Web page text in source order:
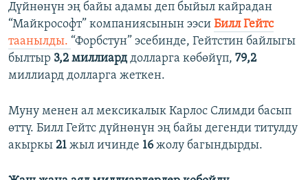
​Дүйнөнүн эң байы адамы деп быйыл кайрадан
“Майкрософт” компаниясынын ээси Билл Гейтс
таанылды. “Форбстун” эсебинде, Гейтстин байлыгы
былтыр 3,2 миллиарддолларга көбөйүп, 79,2
миллиард долларга жеткен.
Муну менен ал мексикалык Карлос Слимди басып
өттү. Билл Гейтс дүйнөнүн эң байы дегенди титулду
акыркы 21 жыл ичинде 16жолу багындырды.